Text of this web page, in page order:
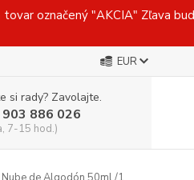
označený "AKCIA" Zľava
EUR
si rady? Zavolajte.
886 026
7-15 hod.)